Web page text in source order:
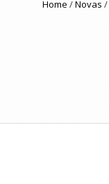
Home /Novas /